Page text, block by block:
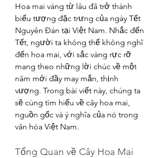
Hoa mai vàng từ lâu đã trở thành
biểu tượng đặc trưng của ngày Tết
Nguyên Đán tại Việt Nam. Nhắc đến
Tết, người ta không thể không nghĩ
đến hoa mai, với sắc vàng rực rỡ
mang theo những lời chúc về một
năm mới đầy may mắn, thịnh
vượng. Trong bài viết này, chúng ta
sẽ cùng tìm hiểu về cây hoa mai,
nguồn gốc và ý nghĩa của nó trong
văn hóa Việt Nam.
Tổng Quan về Cây Hoa Mai